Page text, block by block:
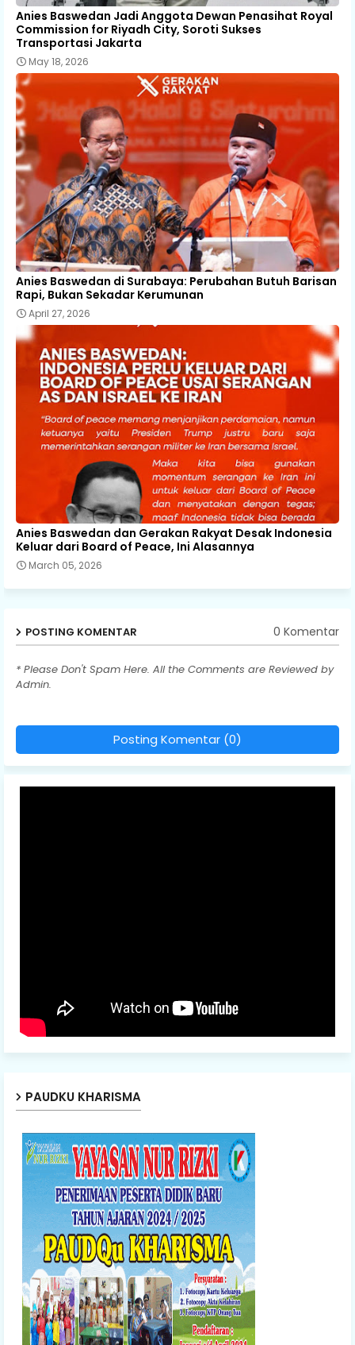
Anies Baswedan Jadi Anggota Dewan Penasihat Royal
Commission for Riyadh City, Soroti Sukses
Transportasi Jakarta
May 18, 2026
Anies Baswedan di Surabaya: Perubahan Butuh Barisan
Rapi, Bukan Sekadar Kerumunan
April 27, 2026
Anies Baswedan dan Gerakan Rakyat Desak Indonesia
Keluar dari Board of Peace, Ini Alasannya
March 05, 2026
POSTING KOMENTAR 0 Komentar
* Please Don't Spam Here. All the Comments are Reviewed by
Admin.
Posting Komentar (0)
PAUDKU KHARISMA